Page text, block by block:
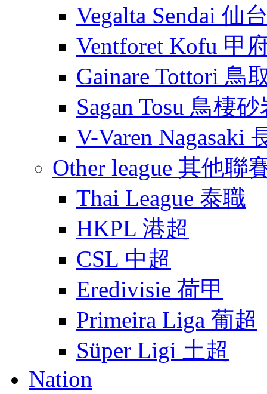
Vegalta Sendai 仙
Ventforet Kofu 甲
Gainare Tottori 鳥
Sagan Tosu 鳥棲砂
V-Varen Nagasaki
Other league 其他聯
Thai League 泰職
HKPL 港超
CSL 中超
Eredivisie 荷甲
Primeira Liga 葡超
Süper Ligi 土超
Nation